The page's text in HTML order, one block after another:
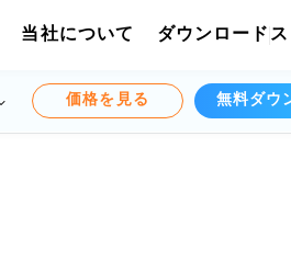
当社について ダウンロード
価格を見る 無料ダウ